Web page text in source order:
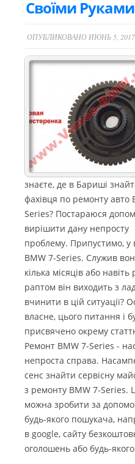
Своїми Руками
ОПУБЛИКОВАНО ИЮНЬ 5, 2017
знаєте, де в Бариші
фахівця по ремонту авто
Series? Постараюся
вирішити дану непросту
проблему. Припустимо, у
BMW 7-Series. Служив
кілька місяців або навіть
раптом він виходить з
вчинити в цій ситуації?
власне, цього питання і
присвячено окрему
Ремонт BMW 7-Series -
непроста справа.
сенс знайти сервісну
з ремонту BMW 7-Series.
можна зробити за
будь-якого пошукача,
в google, сайту
оголошень або будь-